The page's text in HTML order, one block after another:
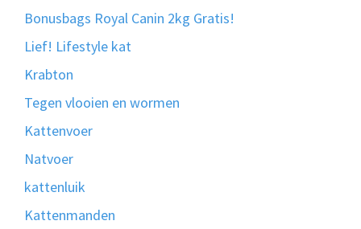
Bonusbags Royal Canin 2kg Gratis!
Lief! Lifestyle kat
Krabton
Tegen vlooien en wormen
Kattenvoer
Natvoer
kattenluik
Kattenmanden